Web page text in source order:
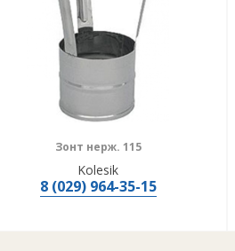
Зонт нерж. 115
Kolesik
8 (029) 964-35-15